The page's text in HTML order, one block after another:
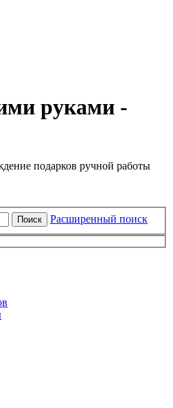
руками -
подарков ручной работы
Поиск Расширенный поиск